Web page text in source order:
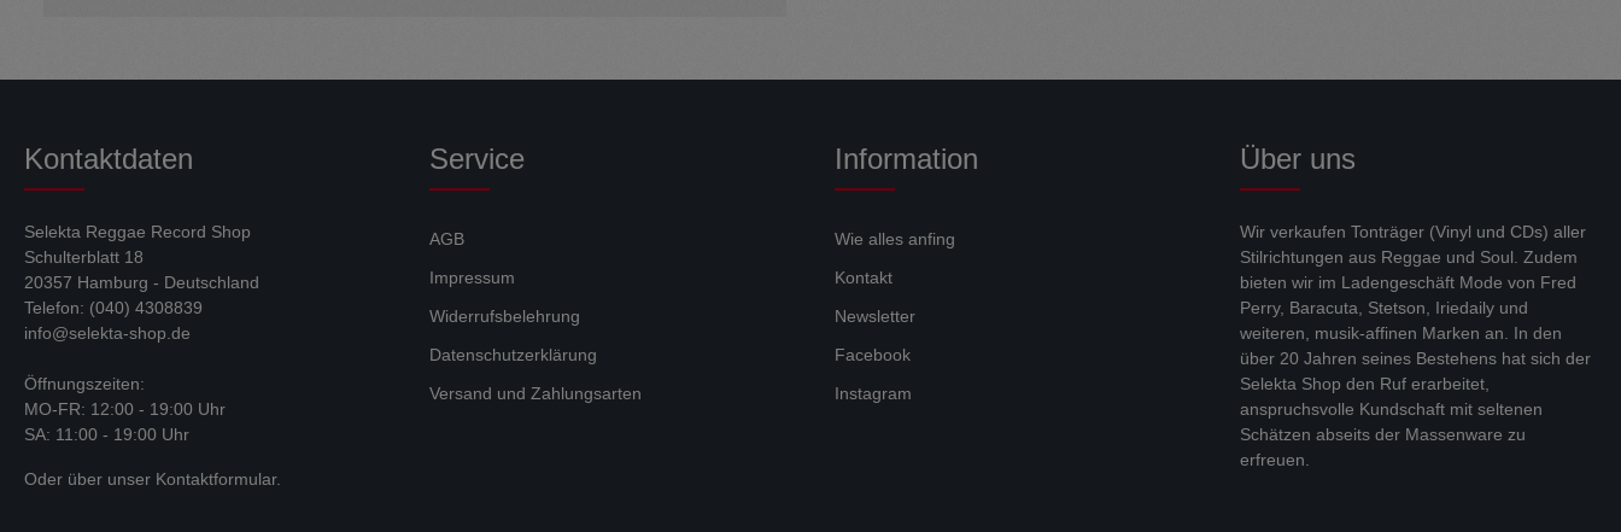
Über uns
Wir verkaufen Tonträger (Vinyl und CDs) aller
Stilrichtungen aus Reggae und Soul. Zudem
bieten wir im Ladengeschäft Mode von Fred
Perry, Baracuta, Stetson, Iriedaily und
weiteren, musik-affinen Marken an. In den
über 20 Jahren seines Bestehens hat sich der
Selekta Shop den Ruf erarbeitet,
anspruchsvolle Kundschaft mit seltenen
Schätzen abseits der Massenware zu
erfreuen.
Kontaktdaten
Selekta Reggae Record Shop
Schulterblatt 18
20357 Hamburg - Deutschland
Telefon: (040) 4308839
info@selekta-shop.de
Öffnungszeiten:
MO-FR: 12:00 - 19:00 Uhr
SA: 11:00 - 19:00 Uhr
Oder über unser Kontaktformular.
Service
AGB
Impressum
Widerrufsbelehrung
Datenschutzerklärung
Versand und Zahlungsarten
Information
Wie alles anfing
Kontakt
Newsletter
Facebook
Instagram